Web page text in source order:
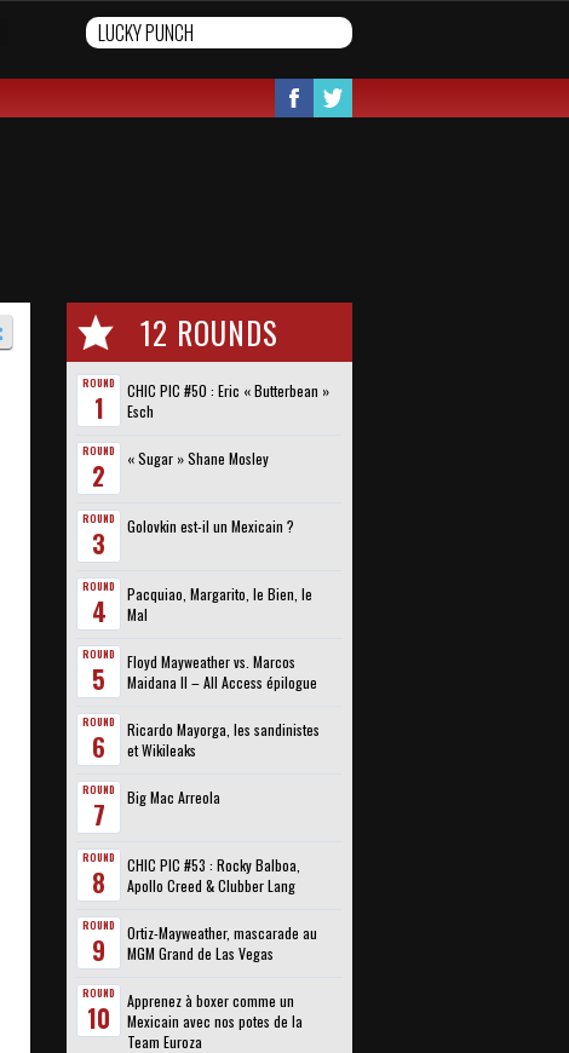
12 ROUNDS
ROUND
1
CHIC PIC #50 : Eric « Butterbean »
Esch
ROUND
2 « Sugar » Shane Mosley
ROUND
3 Golovkin est-il un Mexicain ?
ROUND
4
Pacquiao, Margarito, le Bien, le
Mal
ROUND
5
Floyd Mayweather vs. Marcos
Maidana II – All Access épilogue
ROUND
6
Ricardo Mayorga, les sandinistes
et Wikileaks
ROUND
7 Big Mac Arreola
ROUND
8
CHIC PIC #53 : Rocky Balboa,
Apollo Creed & Clubber Lang
ROUND
9
Ortiz-Mayweather, mascarade au
MGM Grand de Las Vegas
ROUND
10
Apprenez à boxer comme un
Mexicain avec nos potes de la
Team Euroza